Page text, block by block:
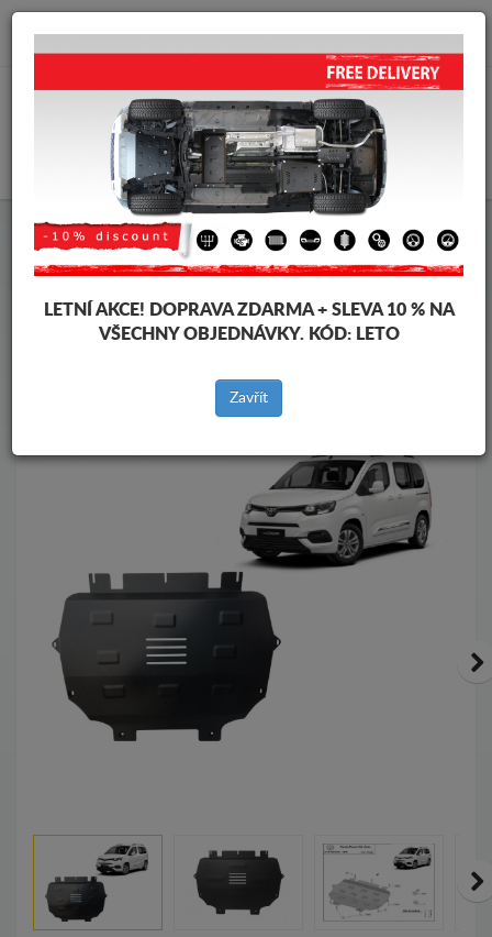
info@krytpodmotor.com
Kryt pod motor Toyota Kryt pod motor Toyota Proace
vozidel
Značky vozidel
Zpět na produkty
LETNÍ AKCE! DOPRAVA ZDARMA + SLEVA 10 % NA
VŠECHNY OBJEDNÁVKY. KÓD: LETO
Zavřít